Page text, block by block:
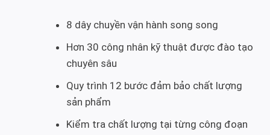
8 dây chuyền vận hành song song
Hơn 30 công nhân kỹ thuật được đào tạo
chuyên sâu
Quy trình 12 bước đảm bảo chất lượng
sản phẩm
Kiểm tra chất lượng tại từng công đoạn